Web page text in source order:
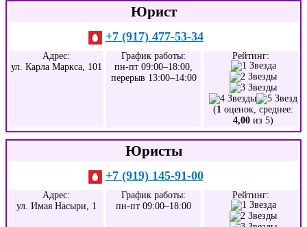
Юрист
+7 (917) 477-53-34
Адрес:
ул. Карла Маркса, 101
График работы:
пн-пт 09:00–18:00,
перерыв 13:00–14:00
Рейтинг:
(1 оценок, среднее:
4,00 из 5)
Юристы
+7 (919) 145-91-00
Адрес:
ул. Имая Насыри, 1
График работы:
пн-пт 09:00–18:00
Рейтинг: